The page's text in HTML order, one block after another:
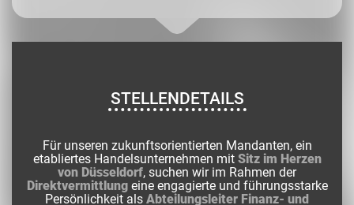
STELLENDETAILS
Für unseren zukunftsorientierten Mandanten, ein
etabliertes Handelsunternehmen mit Sitz im Herzen
von Düsseldorf, suchen wir im Rahmen der
Direktvermittlungeine engagierte und führungsstarke
Persönlichkeit als Abteilungsleiter Finanz- und